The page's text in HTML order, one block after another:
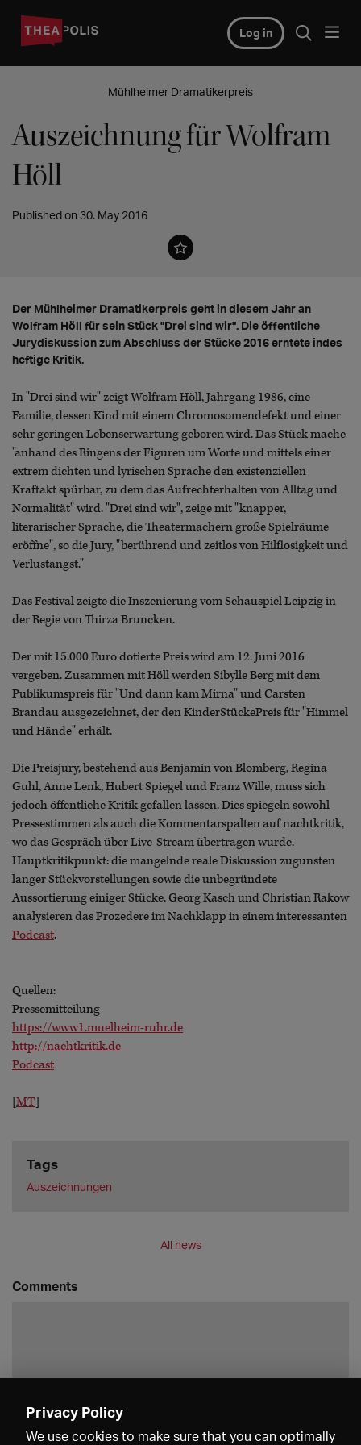
Log in
Mühlheimer Dramatikerpreis
Auszeichnung für Wolfram
Höll
Published on 30. May 2016
Der Mühlheimer Dramatikerpreis geht in diesem Jahr an
Wolfram Höll für sein Stück "Drei sind wir". Die öffentliche
Jurydiskussion zum Abschluss der Stücke 2016 erntete indes
heftige Kritik.
In "Drei sind wir" zeigt Wolfram Höll, Jahrgang 1986, eine
Familie, dessen Kind mit einem Chromosomendefekt und einer
sehr geringen Lebenserwartung geboren wird. Das Stück mache
"anhand des Ringens der Figuren um Worte und mittels einer
extrem dichten und lyrischen Sprache den existenziellen
Kraftakt spürbar, zu dem das Aufrechterhalten von Alltag und
Normalität" wird. "Drei sind wir", zeige mit "knapper,
literarischer Sprache, die Theatermachern große Spielräume
eröffne", so die Jury, "berührend und zeitlos von Hilflosigkeit und
Verlustangst."
Das Festival zeigte die Inszenierung vom Schauspiel Leipzig in
der Regie von Thirza Bruncken.
Der mit 15.000 Euro dotierte Preis wird am 12. Juni 2016
vergeben. Zusammen mit Höll werden Sibylle Berg mit dem
Publikumspreis für "Und dann kam Mirna" und Carsten
Brandau ausgezeichnet, der den KinderStückePreis für "Himmel
und Hände" erhält.
Die Preisjury, bestehend aus Benjamin von Blomberg, Regina
Guhl, Anne Lenk, Hubert Spiegel und Franz Wille, muss sich
jedoch öffentliche Kritik gefallen lassen. Dies spiegeln sowohl
Pressestimmen als auch die Kommentarspalten auf nachtkritik,
wo das Gespräch über Live-Stream übertragen wurde.
Hauptkritikpunkt: die mangelnde reale Diskussion zugunsten
langer Stückvorstellungen sowie die unbegründete
Aussortierung einiger Stücke. Georg Kasch und Christian Rakow
analysieren das Prozedere im Nachklapp in einem interessanten
Podcast.
Quellen:
Pressemitteilung
https://www1.muelheim-ruhr.de
http://nachtkritik.de
Podcast
[MT]
Tags
Auszeichnungen
All news
Comments
Privacy Policy
We use cookies to make sure that you can optimally